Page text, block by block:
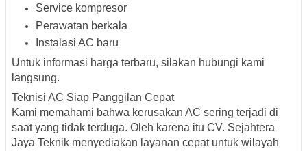
Service kompresor
Perawatan berkala
Instalasi AC baru
Untuk informasi harga terbaru, silakan hubungi kami
langsung.
Teknisi AC Siap Panggilan Cepat
Kami memahami bahwa kerusakan AC sering terjadi di
saat yang tidak terduga. Oleh karena itu CV. Sejahtera
Jaya Teknik menyediakan layanan cepat untuk wilayah